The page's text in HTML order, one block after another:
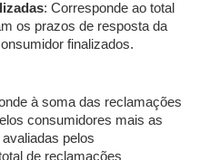
: Corresponde ao total
os prazos de resposta da
finalizados.
à soma das reclamações
consumidores mais as
pelos
de reclamações